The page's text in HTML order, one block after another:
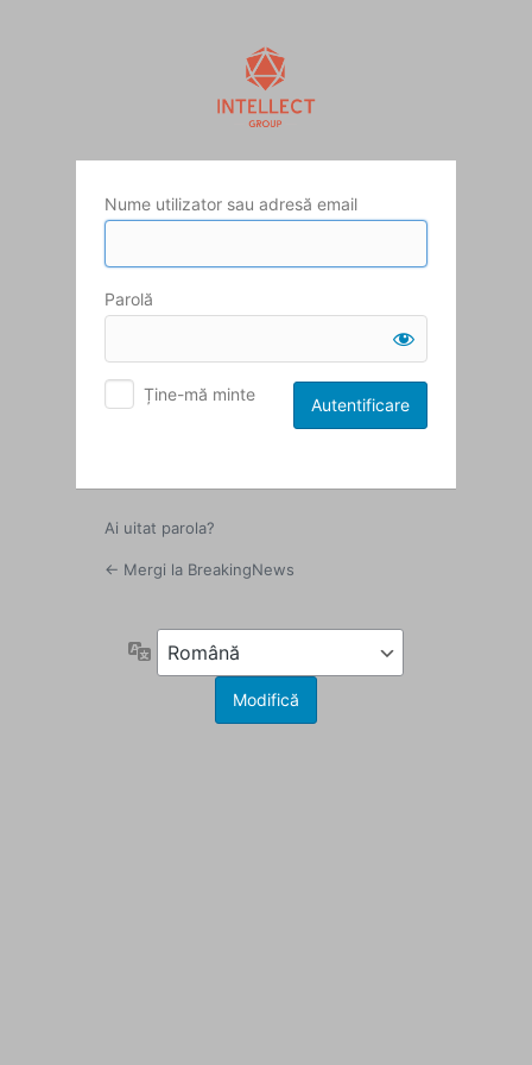
Nume utilizator sau adresă email
Parolă
Ține-mă minte
Ai uitat parola?
← Mergi la BreakingNews
Limbă